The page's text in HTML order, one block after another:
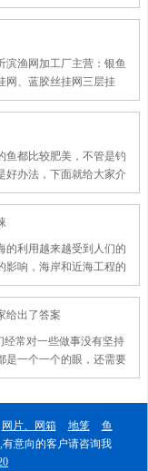
好陪伴家人，也在可以此
渔获质优价高。
滨渔网加工厂主营：银鱼
网、蓝胶丝挂网三层挂
挂篼拉网、单丝拉网撒
鸡网、果园稻谷防鸟
网、专扑底层鱼网、专引
赶网、电网成套设备等各
鱼都比较肥美，不管是钓
好办法，下面就给大家介
。
的利用越来越受到人们的
影响，海岸和近海工程的
和装卸货物相对较困难，
显现出了宽广的前景。
给出了答案
经常对一些做事没有坚持
是一个一个的眼，还需要
是需要晒得，晒网也不仅
网片、网箱 地笼
鱼
有意向的客户请咨询我